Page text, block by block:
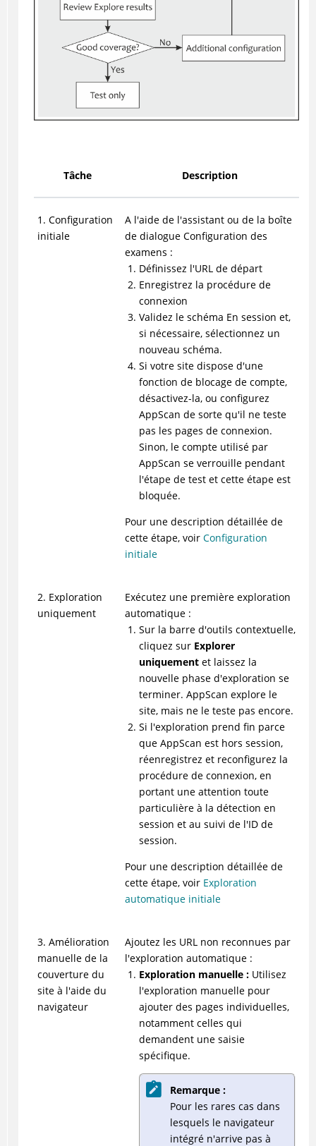
Tâche Description
1. Configuration
initiale
A l'aide de l'assistant ou de la boîte
de dialogue Configuration des
examens :
Définissez l'URL de départ
Enregistrez la procédure de
connexion
Validez le schéma En session et,
si nécessaire, sélectionnez un
nouveau schéma.
Si votre site dispose d'une
fonction de blocage de compte,
désactivez-la, ou configurez
AppScan de sorte qu'il ne teste
pas les pages de connexion.
Sinon, le compte utilisé par
AppScan se verrouille pendant
l'étape de test et cette étape est
bloquée.
Pour une description détaillée de
cette étape, voir Configuration
initiale
2. Exploration
uniquement
Exécutez une première exploration
automatique :
Sur la barre d'outils contextuelle,
cliquez sur Explorer
uniquementet laissez la
nouvelle phase d'exploration se
terminer. AppScan explore le
site, mais ne le teste pas encore.
Si l'exploration prend fin parce
que AppScan est hors session,
réenregistrez et reconfigurez la
procédure de connexion, en
portant une attention toute
particulière à la détection en
session et au suivi de l'ID de
session.
Pour une description détaillée de
cette étape, voir Exploration
automatique initiale
3. Amélioration
manuelle de la
couverture du
site à l'aide du
navigateur
Ajoutez les URL non reconnues par
l'exploration automatique :
Exploration manuelle :Utilisez
l'exploration manuelle pour
ajouter des pages individuelles,
notamment celles qui
demandent une saisie
spécifique.
Remarque :
Pour les rares cas dans
lesquels le navigateur
intégré n'arrive pas à